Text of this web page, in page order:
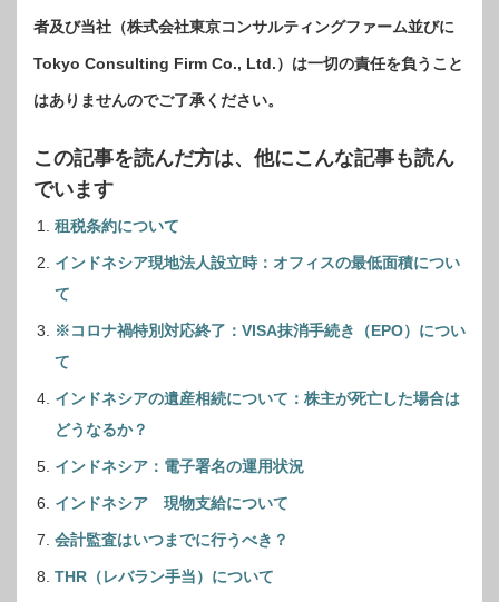
者及び当社（株式会社東京コンサルティングファーム並びに
Tokyo Consulting Firm Co., Ltd.）は一切の責任を負うこと
はありませんのでご了承ください。
この記事を読んだ方は、他にこんな記事も読ん
でいます
租税条約について
インドネシア現地法人設立時：オフィスの最低面積につい
て
※コロナ禍特別対応終了：VISA抹消手続き（EPO）につい
て
インドネシアの遺産相続について：株主が死亡した場合は
どうなるか？
インドネシア：電子署名の運用状況
インドネシア 現物支給について
会計監査はいつまでに行うべき？
THR（レバラン手当）について